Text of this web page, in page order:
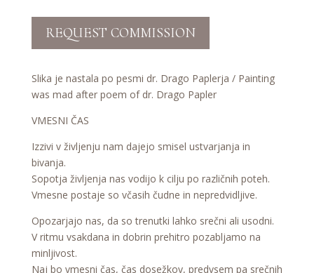
REQUEST COMMISSION
Slika je nastala po pesmi dr. Drago Paplerja / Painting
was mad after poem of dr. Drago Papler
VMESNI ČAS
Izzivi v življenju nam dajejo smisel ustvarjanja in
bivanja.
Sopotja življenja nas vodijo k cilju po različnih poteh.
Vmesne postaje so včasih čudne in nepredvidljive.
Opozarjajo nas, da so trenutki lahko srečni ali usodni.
V ritmu vsakdana in dobrin prehitro pozabljamo na
minljivost.
Naj bo vmesni čas, čas dosežkov, predvsem pa srečnih